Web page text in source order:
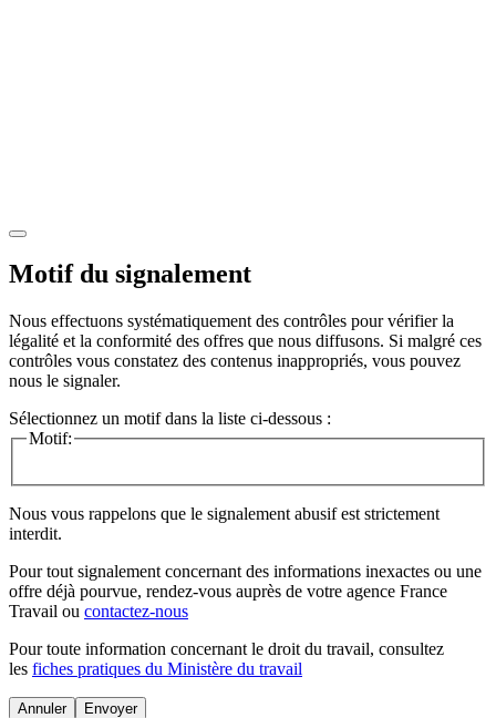
Motif du signalement
Nous effectuons systématiquement des contrôles pour vérifier la
légalité et la conformité des offres que nous diffusons. Si malgré ces
contrôles vous constatez des contenus inappropriés, vous pouvez
nous le signaler.
Sélectionnez un motif dans la liste ci-dessous :
Motif:
Nous vous rappelons que le signalement abusif est strictement
interdit.
Pour tout signalement concernant des informations inexactes ou une
offre déjà pourvue, rendez-vous auprès de votre agence France
Travail ou contactez-nous
Pour toute information concernant le droit du travail, consultez
les fiches pratiques du Ministère du travail
Annuler